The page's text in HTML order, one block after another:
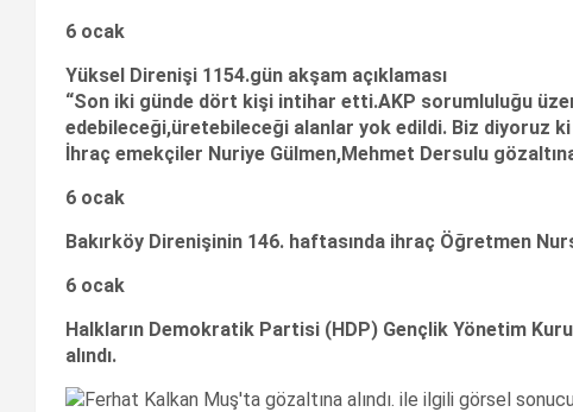
6 ocak
Yüksel Direnişi 1154.gün akşam açıklaması
“Son iki günde dört kişi intihar etti.AKP sorumluluğu
edebileceği,üretebileceği alanlar yok edildi. Biz diyoruz
İhraç emekçiler Nuriye Gülmen,Mehmet Dersulu gözaltına
6 ocak
Bakırköy Direnişinin 146. haftasında ihraç Öğretmen
6 ocak
Halkların Demokratik Partisi (HDP) Gençlik Yönetim
alındı.